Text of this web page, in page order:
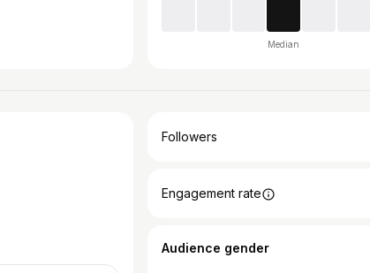
Median
Followers
Engagement rate
Audience gender